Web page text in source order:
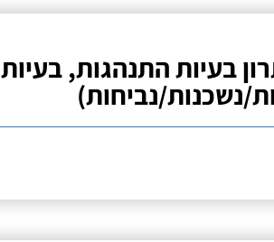
בעיות התנהגות, בעיות
נשכנות/נביחות)